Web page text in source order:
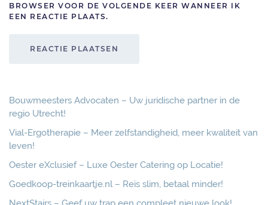
BROWSER VOOR DE VOLGENDE KEER WANNEER IK
EEN REACTIE PLAATS.
REACTIE PLAATSEN
Bouwmeesters Advocaten – Uw juridische partner in de
regio Utrecht!
Vial-Ergotherapie – Meer zelfstandigheid, meer kwaliteit van
leven!
Oester eXclusief – Luxe Oester Catering op Locatie!
Goedkoop-treinkaartje.nl – Reis slim, betaal minder!